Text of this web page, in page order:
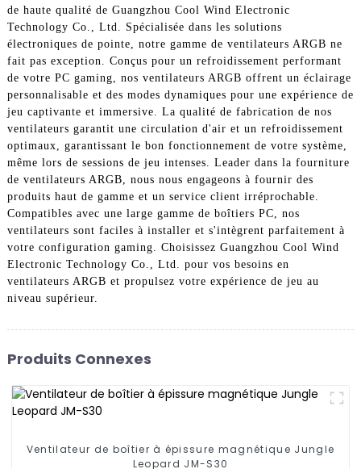
de haute qualité de Guangzhou Cool Wind Electronic
Technology Co., Ltd. Spécialisée dans les solutions
électroniques de pointe, notre gamme de ventilateurs ARGB ne
fait pas exception. Conçus pour un refroidissement performant
de votre PC gaming, nos ventilateurs ARGB offrent un éclairage
personnalisable et des modes dynamiques pour une expérience de
jeu captivante et immersive. La qualité de fabrication de nos
ventilateurs garantit une circulation d'air et un refroidissement
optimaux, garantissant le bon fonctionnement de votre système,
même lors de sessions de jeu intenses. Leader dans la fourniture
de ventilateurs ARGB, nous nous engageons à fournir des
produits haut de gamme et un service client irréprochable.
Compatibles avec une large gamme de boîtiers PC, nos
ventilateurs sont faciles à installer et s'intègrent parfaitement à
votre configuration gaming. Choisissez Guangzhou Cool Wind
Electronic Technology Co., Ltd. pour vos besoins en
ventilateurs ARGB et propulsez votre expérience de jeu au
niveau supérieur.
Produits Connexes
Ventilateur de boîtier à épissure magnétique Jungle
Leopard JM-S30